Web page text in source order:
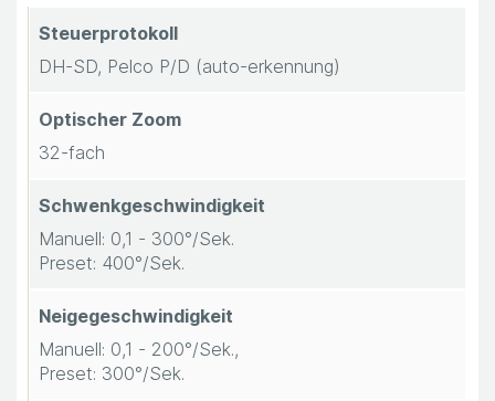
Steuerprotokoll
DH-SD, Pelco P/D (auto-erkennung)
Optischer Zoom
32-fach
Schwenkgeschwindigkeit
Manuell: 0,1 - 300°/Sek.
Preset: 400°/Sek.
Neigegeschwindigkeit
Manuell: 0,1 - 200°/Sek.,
Preset: 300°/Sek.